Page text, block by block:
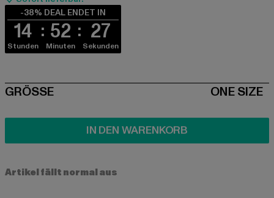
-38% DEAL ENDET IN
14
Stunden
52
Minuten
27
Sekunden
SIZE
GRÖSSE ONE SIZE
IN DEN WARENKORB
Artikel fällt normal aus